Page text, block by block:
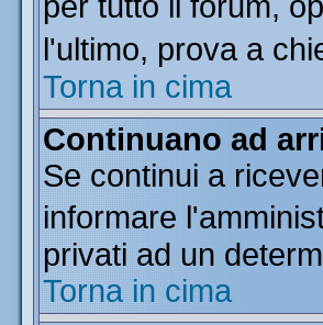
l'ultimo, prova a
Torna in cima
Continuano ad
Se continui a
informare
privati ad un
Torna in cima